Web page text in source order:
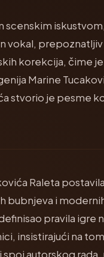
scenskim
vokal,
korekcija, čime
Marine
stvorio je pesme
Raleta
bubnjeva i
pravila igre
insistirajući na
autorskog